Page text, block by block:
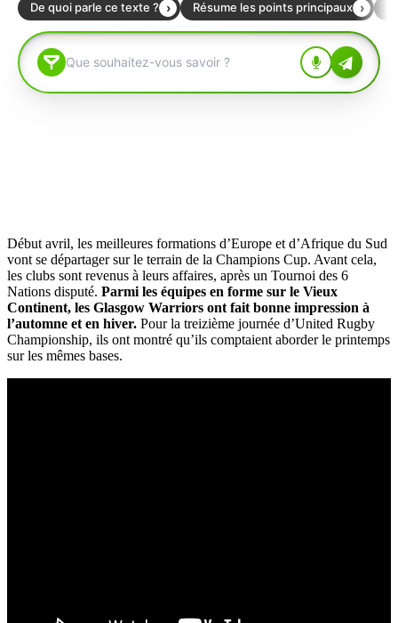
Début avril, les meilleures formations d’Europe et d’Afrique du Sud
vont se départager sur le terrain de la Champions Cup. Avant cela,
les clubs sont revenus à leurs affaires, après un Tournoi des 6
Nations disputé. Parmi les équipes en forme sur le Vieux
Continent, les Glasgow Warriors ont fait bonne impression à
l’automne et en hiver. Pour la treizième journée d’United Rugby
Championship, ils ont montré qu’ils comptaient aborder le printemps
sur les mêmes bases.